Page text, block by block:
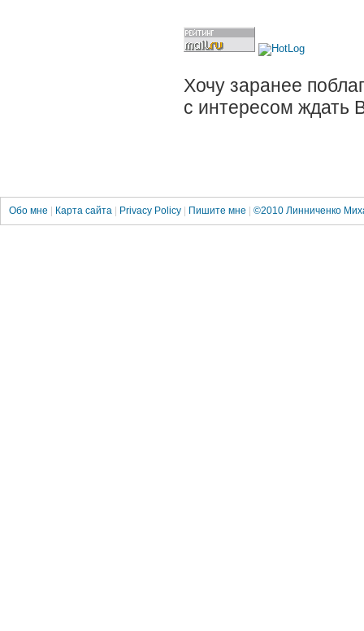
Хочу заранее
с интересом ждать
Обо мне | Карта сайта | Privacy Policy | Пишите мне | ©2010 Линниченко